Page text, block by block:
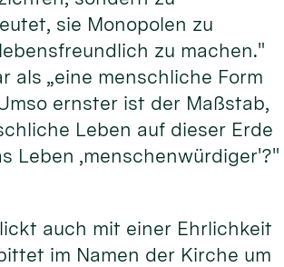
sie Monopolen zu
zu machen."
als „eine menschliche Form
ernster ist der Maßstab,
Leben auf dieser Erde
Leben ‚menschenwürdiger'?"
auch mit einer Ehrlichkeit
im Namen der Kirche um